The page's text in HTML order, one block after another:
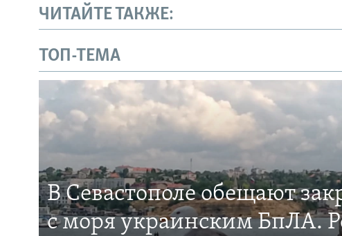
ЧИТАЙТЕ ТАКЖЕ:
ТОП-ТЕМА
В Севастополе обещают
с моря украинским БпЛА.